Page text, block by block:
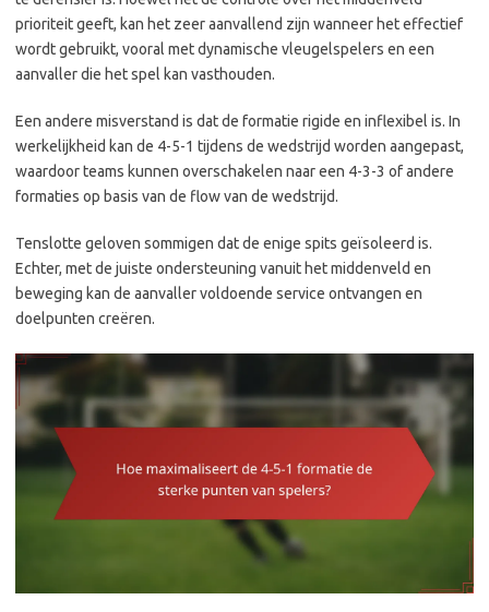
prioriteit geeft, kan het zeer aanvallend zijn wanneer het effectief
wordt gebruikt, vooral met dynamische vleugelspelers en een
aanvaller die het spel kan vasthouden.
Een andere misverstand is dat de formatie rigide en inflexibel is. In
werkelijkheid kan de 4-5-1 tijdens de wedstrijd worden aangepast,
waardoor teams kunnen overschakelen naar een 4-3-3 of andere
formaties op basis van de flow van de wedstrijd.
Tenslotte geloven sommigen dat de enige spits geïsoleerd is.
Echter, met de juiste ondersteuning vanuit het middenveld en
beweging kan de aanvaller voldoende service ontvangen en
doelpunten creëren.